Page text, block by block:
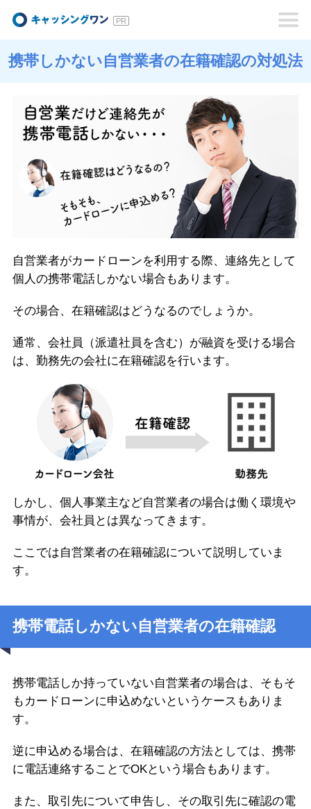
キャッシングワン
携帯しかない自営業者の在籍確認の対処法
自営業者がカードローンを利用する際、連絡先として
個人の携帯電話しかない場合もあります。
その場合、在籍確認はどうなるのでしょうか。
通常、会社員（派遣社員を含む）が融資を受ける場合
は、勤務先の会社に在籍確認を行います。
しかし、個人事業主など自営業者の場合は働く環境や
事情が、会社員とは異なってきます。
ここでは自営業者の在籍確認について説明していま
す。
携帯電話しかない自営業者の在籍確認
携帯電話しか持っていない自営業者の場合は、そもそ
もカードローンに申込めないというケースもありま
す。
逆に申込める場合は、在籍確認の方法としては、携帯
に電話連絡することでOKという場合もあります。
また、取引先について申告し、その取引先に確認の電